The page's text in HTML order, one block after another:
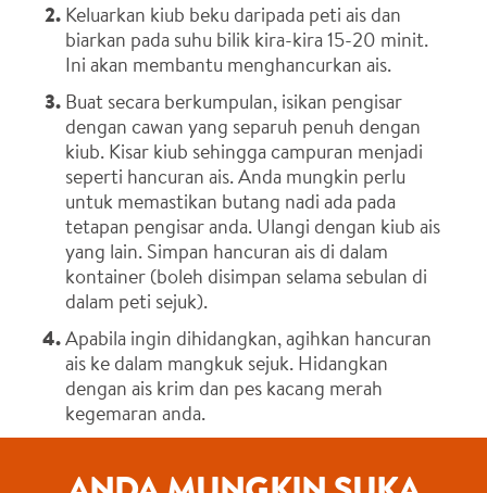
Keluarkan kiub beku daripada peti ais dan
biarkan pada suhu bilik kira-kira 15-20 minit.
Ini akan membantu menghancurkan ais.
Buat secara berkumpulan, isikan pengisar
dengan cawan yang separuh penuh dengan
kiub. Kisar kiub sehingga campuran menjadi
seperti hancuran ais. Anda mungkin perlu
untuk memastikan butang nadi ada pada
tetapan pengisar anda. Ulangi dengan kiub ais
yang lain. Simpan hancuran ais di dalam
kontainer (boleh disimpan selama sebulan di
dalam peti sejuk).
Apabila ingin dihidangkan, agihkan hancuran
ais ke dalam mangkuk sejuk. Hidangkan
dengan ais krim dan pes kacang merah
kegemaran anda.